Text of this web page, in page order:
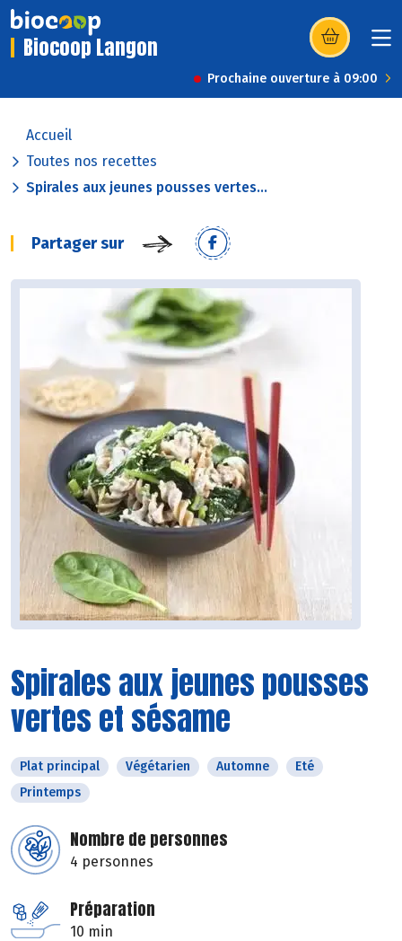
Biocoop Langon (s’ouvre dans
Prochaine ouverture à 09:00
Accueil
Toutes nos recettes
Spirales aux jeunes pousses vertes...
Partager sur
Spirales aux jeunes pousses
vertes et sésame
Plat principal Végétarien Automne
Eté
Printemps
Nombre de personnes
4 personnes
Préparation
10 min